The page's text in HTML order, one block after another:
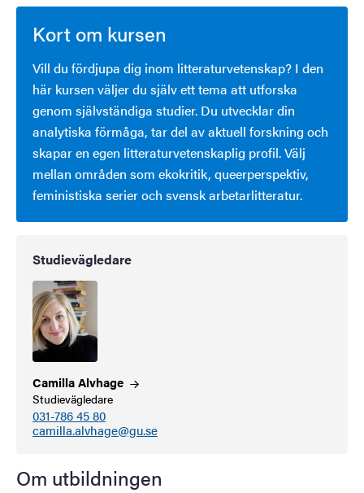
Kort om kursen
Vill du fördjupa dig inom litteraturvetenskap? I den
här kursen väljer du själv ett tema att utforska
genom självständiga studier. Du utvecklar din
analytiska förmåga, tar del av aktuell forskning och
skapar en egen litteraturvetenskaplig profil. Välj
mellan områden som ekokritik, queerperspektiv,
feministiska serier och svensk arbetarlitteratur.
Studievägledare
CamillaAlvhage
Studievägledare
031-786 45 80
camilla.alvhage@gu.se
Om utbildningen